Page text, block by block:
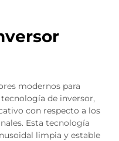
modernos para
de inversor,
con respecto a los
Esta tecnología
limpia y estable